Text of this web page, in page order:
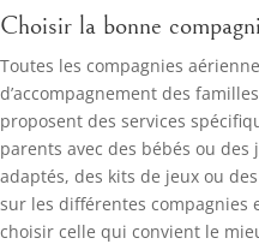
Choisir la bonne
Toutes les compagnies
d’accompagnement des
proposent des services
parents avec des bébés ou
adaptés, des kits de jeux ou
sur les différentes compagnies
choisir celle qui convient le